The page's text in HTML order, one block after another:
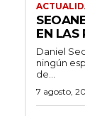
EN LAS
Daniel
ningún
de...
7 agosto,